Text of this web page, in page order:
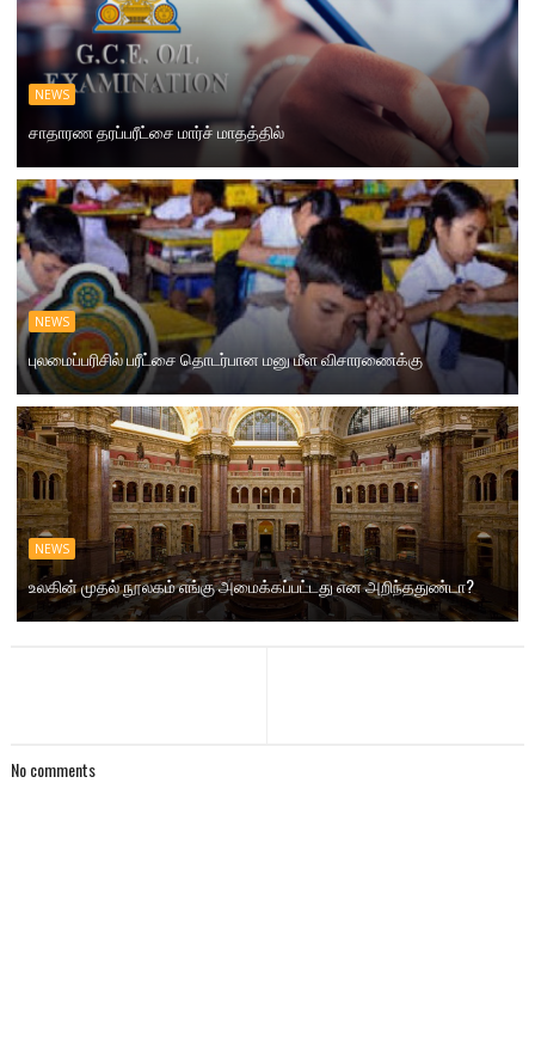
NEWS
சாதாரண தரப்பரீட்சை மார்ச் மாதத்தில்
NEWS
புலமைப்பரிசில் பரீட்சை தொடர்பான மனு மீள விசாரணைக்கு
NEWS
உலகின் முதல் நூலகம் எங்கு அமைக்கப்பட்டது என அறிந்ததுண்டா?
No comments